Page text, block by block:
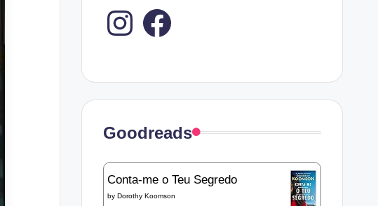
Instagram
Goodreads
Conta-me o Teu Segredo
by Dorothy Koomson